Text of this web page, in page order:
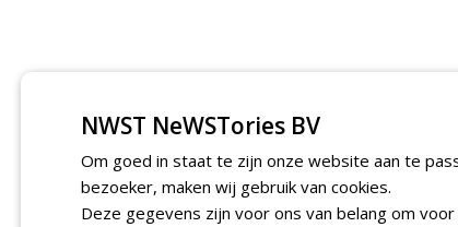
NWST NeWSTories BV
Om goed in staat te zijn onze website aan te
bezoeker, maken wij gebruik van cookies.
Deze gegevens zijn voor ons van belang om